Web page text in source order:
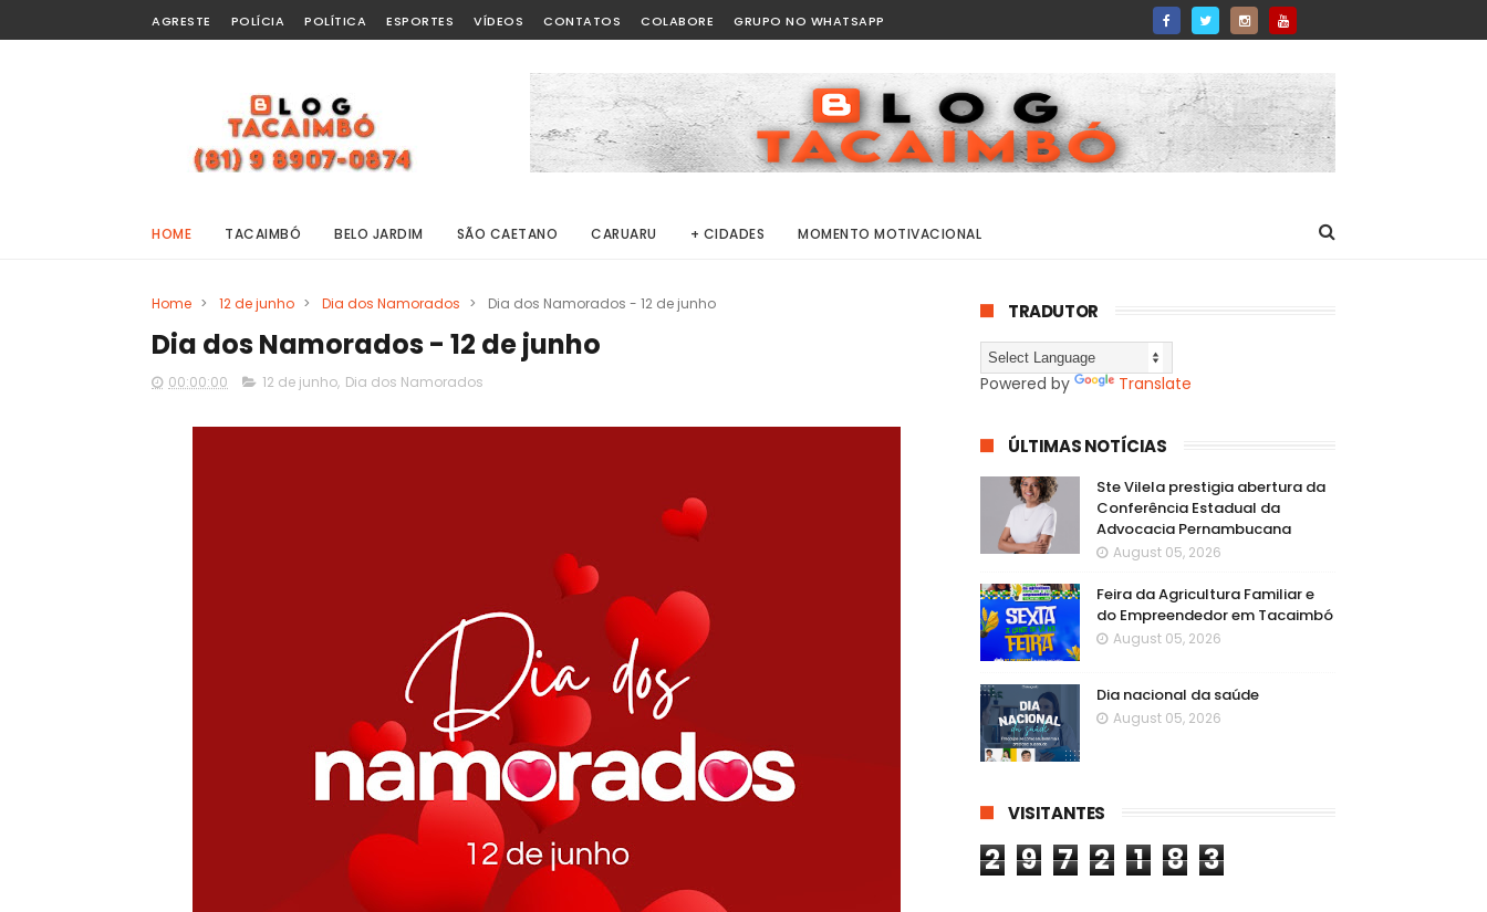
AGRESTE POLÍCIA POLÍTICA ESPORTES VÍDEOS CONTATOS COLABORE GRUPO NO WHATSAPP
HOME TACAIMBÓ BELO JARDIM SÃO CAETANO CARUARU + CIDADES MOMENTO MOTIVACIONAL
Home > 12 de junho > Dia dos Namorados > Dia dos Namorados - 12 de junho
Dia dos Namorados - 12 de junho
00:00:00 12 de junho, Dia dos Namorados
TRADUTOR
Powered by Translate
ÚLTIMAS NOTÍCIAS
Ste Vilela prestigia abertura da
Conferência Estadual da
Advocacia Pernambucana
August 05, 2026
Feira da Agricultura Familiar e
do Empreendedor em Tacaimbó
August 05, 2026
Dia nacional da saúde
August 05, 2026
VISITANTES
2 9 7 2 1 8 3